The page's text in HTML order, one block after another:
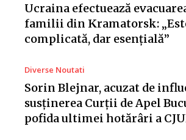
Ucraina efectuează
familii din Kramatorsk:
complicată, dar esențială”
Diverse Noutati
Sorin Blejnar, acuzat de
susținerea Curții de Apel
pofida ultimei hotărâri a